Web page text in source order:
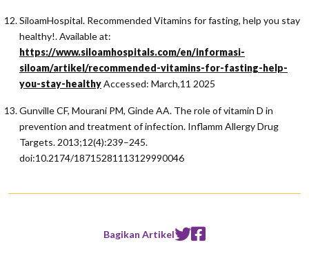
SiloamHospital. Recommended Vitamins for fasting, help you stay
healthy!. Available at:
https://www.siloamhospitals.com/en/informasi-
siloam/artikel/recommended-vitamins-for-fasting-help-
you-stay-healthyAccessed: March,11 2025
Gunville CF, Mourani PM, Ginde AA. The role of vitamin D in
prevention and treatment of infection. Inflamm Allergy Drug
Targets. 2013;12(4):239–245.
doi:10.2174/18715281113129990046
Bagikan Artikel